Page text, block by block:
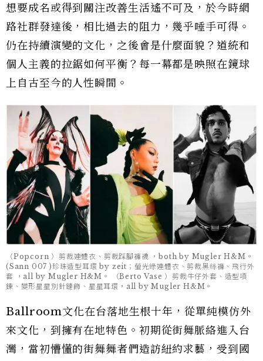
想要成名或得到關注改善生活遙不可及，於今時網
路社群發達後，相比過去的阻力，幾乎唾手可得。
仍在持續演變的文化，之後會是什麼面貌？道統和
個人主義的拉鋸如何平衡？每一幕都是映照在鏡球
上自古至今的人性瞬間。
（Popcorn ）剪裁連體衣、剪裁踩腳褲襪 ，both by Mugler H&M。
(Sann 007 )珍珠造型耳環 by zeit；螢光綠連體衣、剪裁黑絲褲、飛行外
套 ，all by Mugler H&M。 （Berto Vase ）剪裁牛仔外套、造型項
鍊、變形星星別針鏈飾、星星耳環，all by Mugler H&M。
Ballroom文化在台落地生根十年，從單純模仿外
來文化，到擁有在地特色。初期從街舞脈絡進入台
灣，當初懵懂的街舞舞者們造訪紐約求藝，受到國